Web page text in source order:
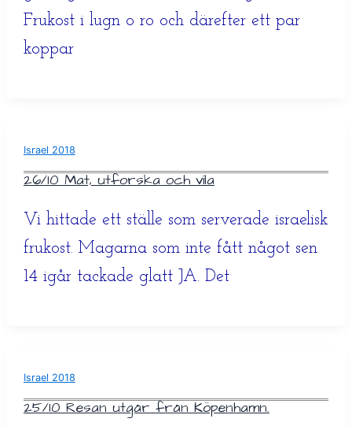
Frukost i lugn o ro och därefter ett par
koppar
Israel 2018
26/10 Mat, utforska och vila
Vi hittade ett ställe som serverade israelisk
frukost. Magarna som inte fått något sen
14 igår tackade glatt JA. Det
Israel 2018
25/10 Resan utgår från Köpenhamn.